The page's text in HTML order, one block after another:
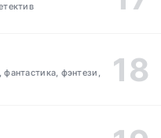
фэнтези,